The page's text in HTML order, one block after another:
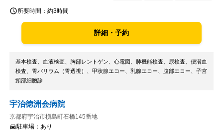
所要時間： 約3時間
詳細・予約
基本検査、血液検査、胸部レントゲン、心電図、肺機能検査、尿検査、便潜血
検査、胃バリウム（胃透視）、甲状腺エコー、乳腺エコー、腹部エコー、子宮
頸部細胞診
宇治徳洲会病院
京都府宇治市槇島町石橋145番地
駐車場： あり